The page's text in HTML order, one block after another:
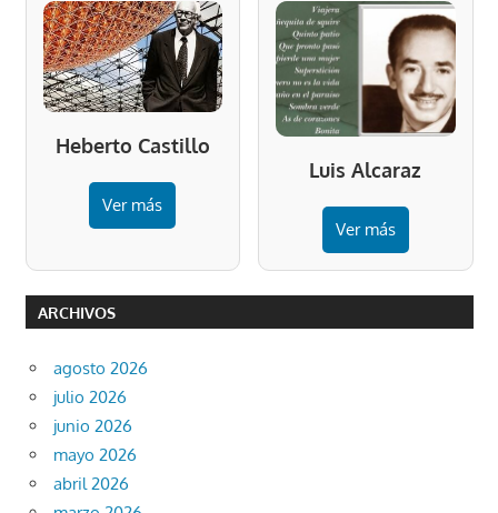
Heberto Castillo
Ver más
Luis Alcaraz
Ver más
ARCHIVOS
agosto 2026
julio 2026
junio 2026
mayo 2026
abril 2026